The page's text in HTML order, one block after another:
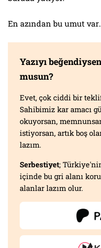
En azından bu umut
Yazıyı
musun?
Evet, çok ciddi bir
Sahibimiz kar amacı
okuyorsan,
istiyorsan, artık boş
lazım.
Serbestiyet;
içinde bu gri alanı
alanlar lazım olur.